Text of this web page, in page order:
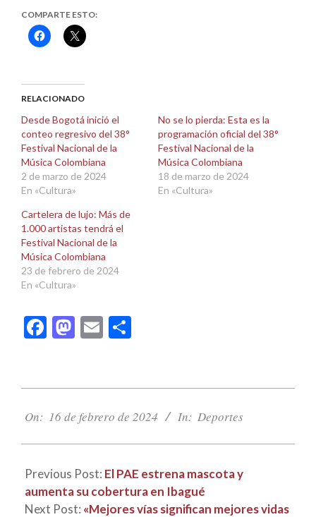
COMPARTE ESTO:
Haz
clic
abre
una
ventana
nueva)
Haz
clic
abre
una
ventana
nueva)
RELACIONADO
Desde Bogotá inició el
conteo regresivo del 38°
Festival Nacional de la
Música Colombiana
2 de marzo de 2024
En «Cultura»
No se lo pierda: Esta es la
programación oficial del 38°
Festival Nacional de la
Música Colombiana
18 de marzo de 2024
En «Cultura»
Cartelera de lujo: Más de
1.000 artistas tendrá el
Festival Nacional de la
Música Colombiana
23 de febrero de 2024
En «Cultura»
Facebook
Mastodon
Email
02-
On: 16 de febrero de 2024 In: Deportes
Previous Post: El PAE estrena mascota y
aumenta su cobertura en Ibagué
Next Post: «Mejores vías significan mejores vidas